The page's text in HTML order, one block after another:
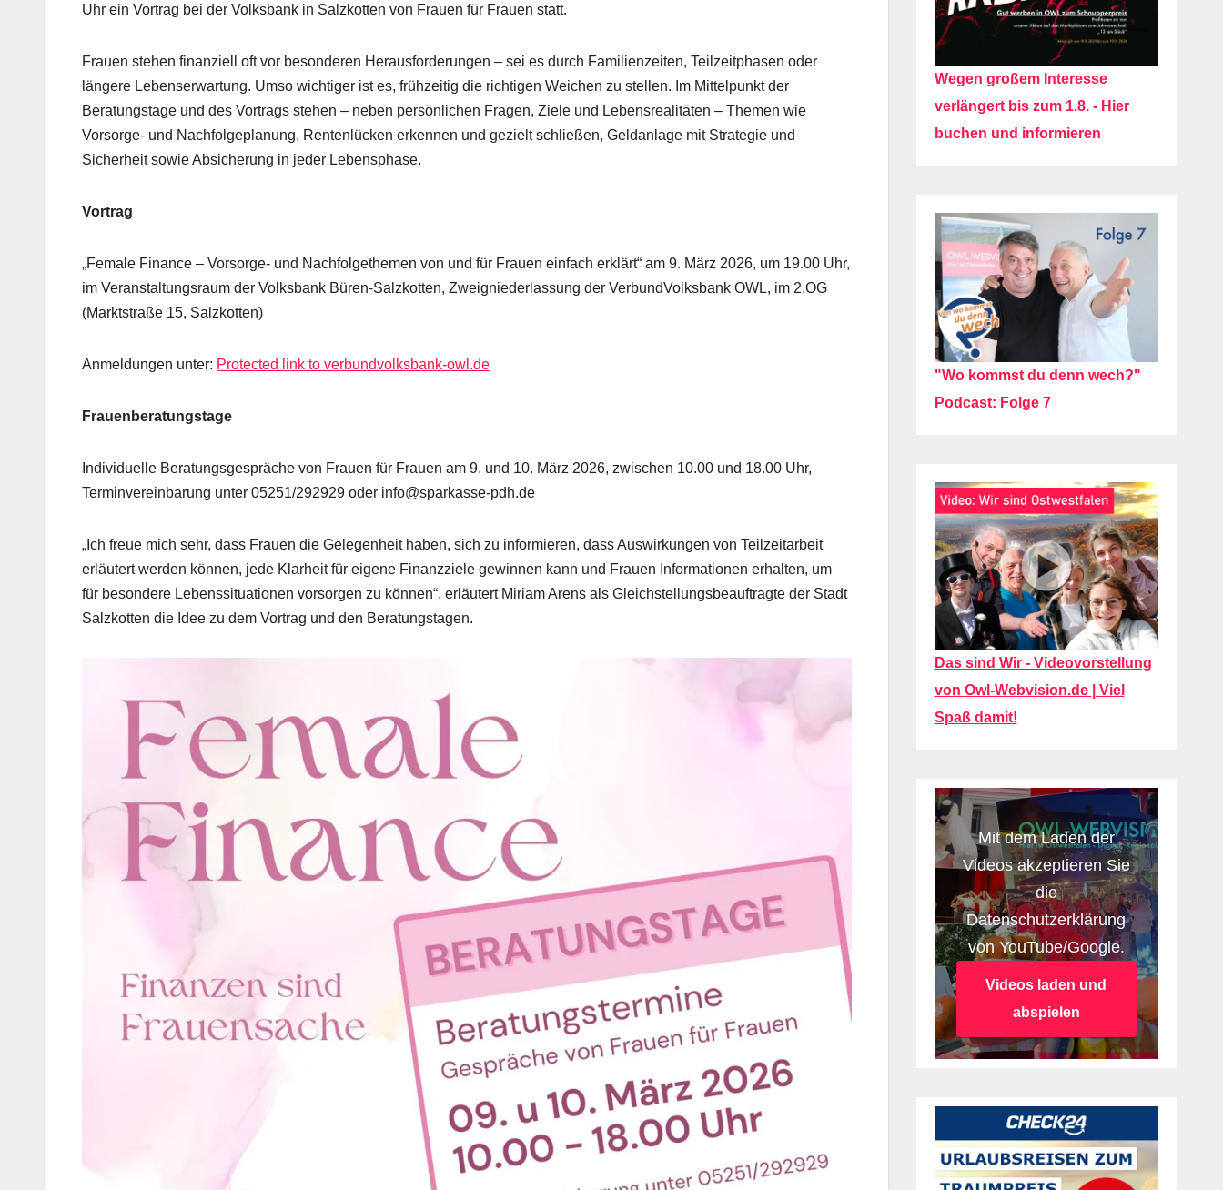
Uhr ein Vortrag bei der Volksbank in Salzkotten von Frauen für Frauen statt.
Frauen stehen finanziell oft vor besonderen Herausforderungen – sei es durch Familienzeiten, Teilzeitphasen oder
längere Lebenserwartung. Umso wichtiger ist es, frühzeitig die richtigen Weichen zu stellen. Im Mittelpunkt der
Beratungstage und des Vortrags stehen – neben persönlichen Fragen, Ziele und Lebensrealitäten – Themen wie
Vorsorge- und Nachfolgeplanung, Rentenlücken erkennen und gezielt schließen, Geldanlage mit Strategie und
Sicherheit sowie Absicherung in jeder Lebensphase.
Vortrag
„Female Finance – Vorsorge- und Nachfolgethemen von und für Frauen einfach erklärt“ am 9. März 2026, um 19.00 Uhr,
im Veranstaltungsraum der Volksbank Büren-Salzkotten, Zweigniederlassung der VerbundVolksbank OWL, im 2.OG
(Marktstraße 15, Salzkotten)
Anmeldungen unter: Protected link to verbundvolksbank-owl.de
Frauenberatungstage
Individuelle Beratungsgespräche von Frauen für Frauen am 9. und 10. März 2026, zwischen 10.00 und 18.00 Uhr,
Terminvereinbarung unter 05251/292929 oder info@sparkasse-pdh.de
„Ich freue mich sehr, dass Frauen die Gelegenheit haben, sich zu informieren, dass Auswirkungen von Teilzeitarbeit
erläutert werden können, jede Klarheit für eigene Finanzziele gewinnen kann und Frauen Informationen erhalten, um
für besondere Lebenssituationen vorsorgen zu können“, erläutert Miriam Arens als Gleichstellungsbeauftragte der Stadt
Salzkotten die Idee zu dem Vortrag und den Beratungstagen.
Wegen großem Interesse
verlängert bis zum 1.8. - Hier
buchen und informieren
"Wo kommst du denn wech?"
Podcast: Folge 7
Das sind Wir - Videovorstellung
von Owl-Webvision.de | Viel
Spaß damit!
Mit dem Laden der
Videos akzeptieren Sie
die
Datenschutzerklärung
von YouTube/Google.
Videos laden und
abspielen